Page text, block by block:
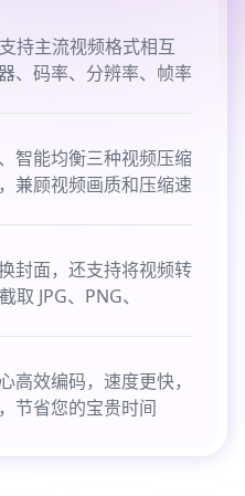
持主流视频格式相互
、码率、分辨率、帧率
智能均衡三种视频压缩
兼顾视频画质和压缩速
封面，还支持将视频转
JPG、PNG、
高效编码，速度更快，
节省您的宝贵时间